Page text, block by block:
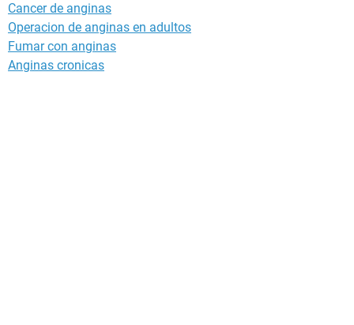
Cancer de anginas
Operacion de anginas en adultos
Fumar con anginas
Anginas cronicas